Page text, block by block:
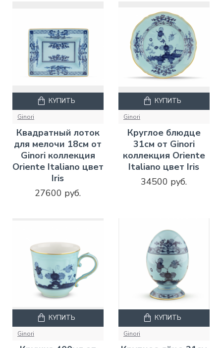
Ginori
Квадратный лоток
для мелочи 18см от
Ginori коллекция
Oriente Italiano цвет
Iris
27600 руб.
КУПИТЬ
Ginori
Круглое блюдце
31см от Ginori
коллекция Oriente
Italiano цвет Iris
34500 руб.
КУПИТЬ
Ginori
КУПИТЬ
Ginori
КУПИТЬ